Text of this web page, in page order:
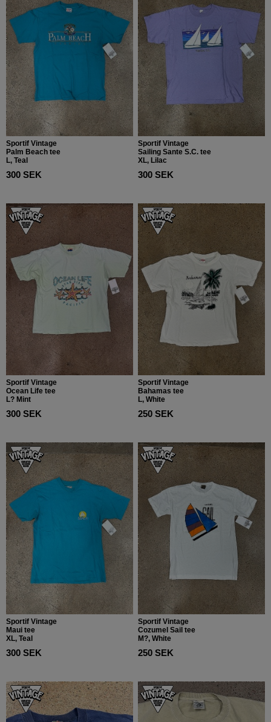
Sportif Vintage
Palm Beach tee
L, Teal
300 SEK
Sportif Vintage
Sailing Sante S.C. tee
XL, Lilac
300 SEK
Sportif Vintage
Ocean Life tee
L? Mint
300 SEK
Sportif Vintage
Bahamas tee
L, White
250 SEK
Sportif Vintage
Maui tee
XL, Teal
300 SEK
Sportif Vintage
Cozumel Sail tee
M?, White
250 SEK